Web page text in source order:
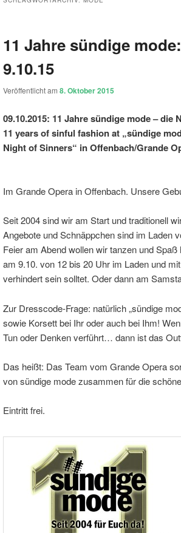
11 Jahre sündige
9.10.15
Veröffentlicht am 8. Oktober 2015
09.10.2015: 11 Jahre sündige mode – die
11 years of sinful fashion at „sündige
Night of Sinners“ in Offenbach/Grande
Im Grande Opera in Offenbach. Unsere
Seit 2004 sind wir am Start und traditionell
Angebote und Schnäppchen sind im Laden
Feier am Abend wollen wir tanzen und
am 9.10. von 12 bis 20 Uhr im Laden und
verhindert sein solltet. Oder dann am
Zur Dresscode-Frage: natürlich „sündige
sowie Korsett bei Ihr oder auch bei Ihm!
Tun oder Denken verführt… dann ist das
Das heißt: Das Team vom Grande Opera
von sündige mode zusammen für die
Eintritt frei.